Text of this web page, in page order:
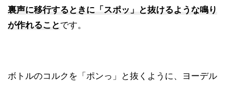
裏声に移行するときに「スポッ」と抜けるような鳴り
が作れることです。
ボトルのコルクを「ポンっ」と抜くように、ヨーデル